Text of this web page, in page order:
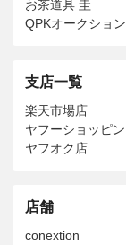
お茶道具 圭
QPKオークション
支店一覧
楽天市場店
ヤフーショッピ
ヤフオク店
店舗
conextion